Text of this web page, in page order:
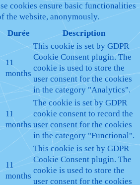
cookies ensure basic functionalities
the website, anonymously.
Durée Description
11
months
This cookie is set by GDPR
Cookie Consent plugin. The
cookie is used to store the
user consent for the cookies
in the category "Analytics".
11
months
The cookie is set by GDPR
cookie consent to record the
user consent for the cookies
in the category "Functional".
11
months
This cookie is set by GDPR
Cookie Consent plugin. The
cookie is used to store the
user consent for the cookies